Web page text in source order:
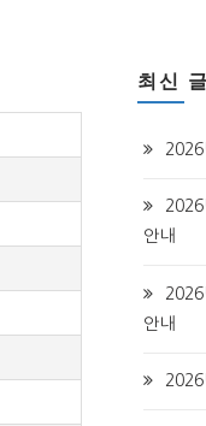
최신 글
2026
2026
안내
2026
안내
2026